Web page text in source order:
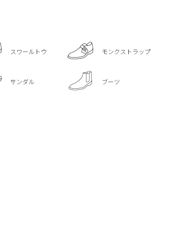
スワールトウ モンクストラップ
サンダル ブーツ